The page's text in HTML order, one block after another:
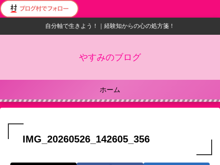
自分軸で生きよう！｜経験知からの心の処方箋！
やすみのブログ
ホーム
IMG_20260526_142605_356